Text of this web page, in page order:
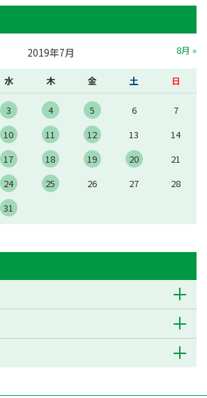
2019年7月
水 木 金 土 日
3 4 5 6
7
10 11 12 13
14
17 18 19 20
21
24 25 26 27
28
31
8月 »